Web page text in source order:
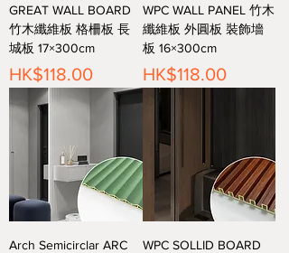
GREAT WALL BOARD
竹木纖維板 格柵板 長
城板 17×300cm
價格
HK$118.00
WPC WALL PANEL 竹木
纖維板 外圓板 裝飾墻
板 16×300cm
價格
HK$118.00
Arch Semicirclar ARC
WPC SOLLID BOARD